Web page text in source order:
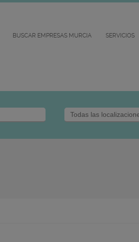
BUSCAR EMPRESAS MURCIA SERVICIOS